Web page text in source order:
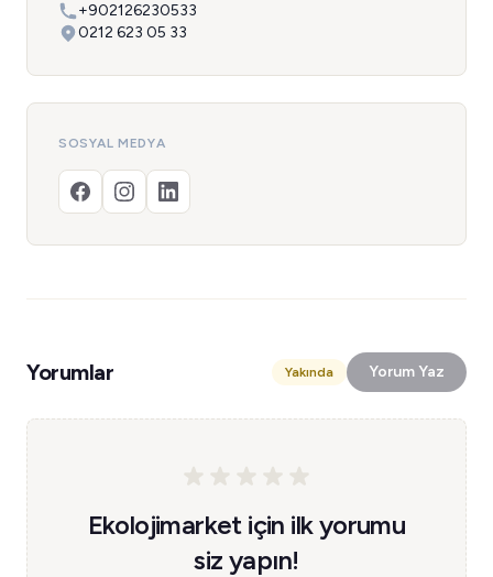
+902126230533
0212 623 05 33
SOSYAL MEDYA
Yorumlar Yakında Yorum Yaz
Ekolojimarket için ilk yorumu
siz yapın!